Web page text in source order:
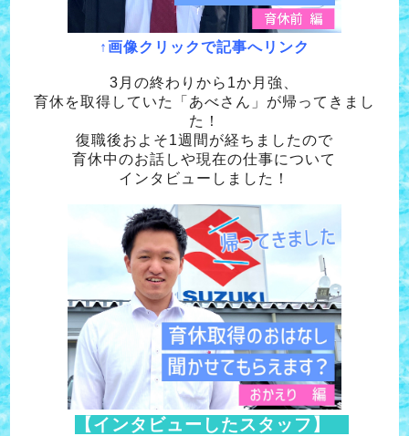
↑画像クリックで記事へリンク
3月の終わりから1か月強、
育休を取得していた「あべさん」が帰ってきまし
た！
復職後およそ1週間が経ちましたので
育休中のお話しや現在の仕事について
インタビューしました！
【インタビューしたスタッフ】